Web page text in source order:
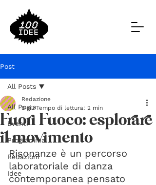
Post
All Posts
Eventi
Programma
Redazioni
Idee
All Posts
Fuori Fuoco: esplorare
il movimento
Redazione
8 giu Tempo di lettura: 2 min
Risonanze è un percorso
laboratoriale di danza
contemporanea pensato